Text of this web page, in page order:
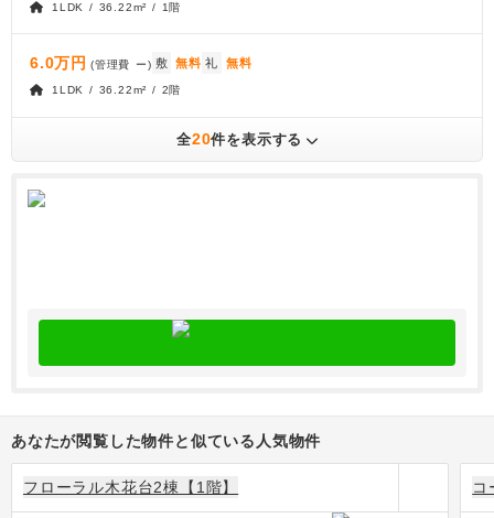
1LDK / 36.22m² / 1階
6.0万円 (管理費 ー) 敷 無料 礼 無料
1LDK / 36.22m² / 2階
全20件を表示する
あなたが閲覧した物件と似ている人気物件
フローラル木花台2棟【1階】 コ